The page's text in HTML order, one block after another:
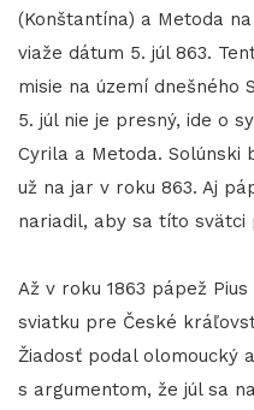
(Konštantína) a Metoda
viaže dátum 5. júl 863.
misie na území dnešného
5. júl nie je presný, ide o
Cyrila a Metoda. Solúnski
už na jar v roku 863. Aj
nariadil, aby sa títo svätci
Až v roku 1863 pápež
sviatku pre České
Žiadosť podal olomoucký
s argumentom, že júl sa